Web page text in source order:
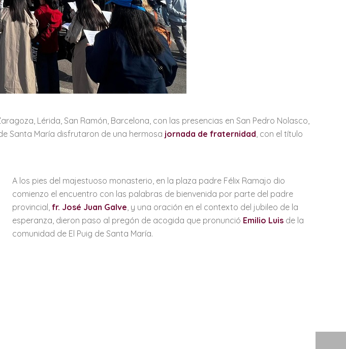
Lérida, San Ramón, Barcelona, con las presencias en San Pedro Nolasco,
Santa María disfrutaron de una hermosa jornada de fraternidad, con el título
A los pies del majestuoso monasterio, en la plaza padre Félix Ramajo dio
comienzo el encuentro con las palabras de bienvenida por parte del padre
provincial, fr. José Juan Galve, y una oración en el contexto del jubileo de la
esperanza, dieron paso al pregón de acogida que pronunció Emilio Luis de la
comunidad de El Puig de Santa María.